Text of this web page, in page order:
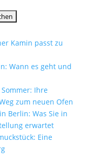
Kamin passt zu
Wann es geht und
Ihre
zum neuen Ofen
Berlin: Was Sie in
erwartet
Eine